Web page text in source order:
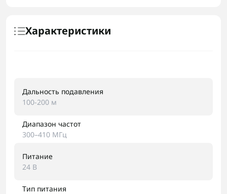
Характеристики
Дальность подавления
100-200 м
Диапазон частот
300–410 МГц
Питание
24 В
Тип питания